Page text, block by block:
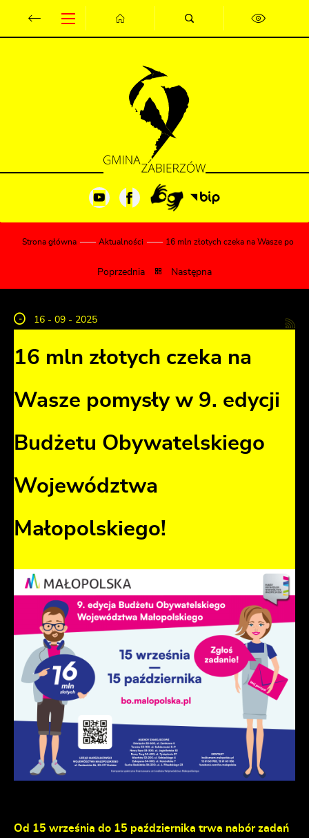
Przejdź do wyszukiwarki.
Przejdź do ustawień wielkości czcionki.
Wyłącz wersję kontrastową strony.
Strona główna Aktualności 16 mln złotych czeka na Wasze
Poprzednia Następna
16 - 09 - 2025
16 mln złotych czeka na
Wasze pomysły w 9. edycji
Budżetu Obywatelskiego
Województwa
Małopolskiego!
Od 15 września do 15 października trwa nabór zadań